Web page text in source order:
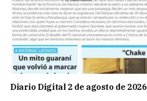
Diario Digital 2 de agosto de 2026